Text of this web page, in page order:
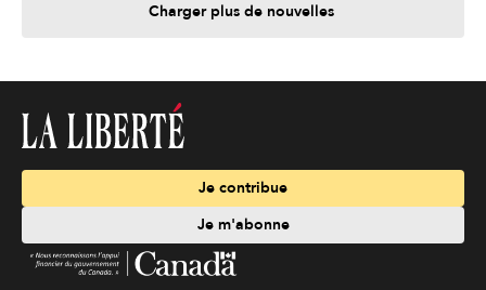
Charger plus de nouvelles
Je contribue
Je m'abonne